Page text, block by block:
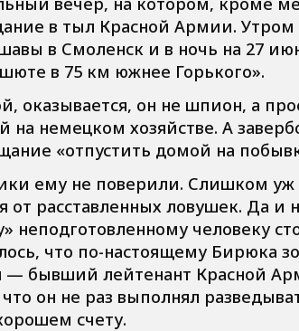
в тыл Красной Армии.
в Смоленск и в ночь на 27
в 75 км южнее Горького».
оказывается, он не шпион, а
немецком хозяйстве. А
«отпустить домой на
ему не поверили. Слишком
от расставленных ловушек. Да
неподготовленному человеку
что по-настоящему Бирюка
— бывший лейтенант Красной
что он не раз выполнял
счету.